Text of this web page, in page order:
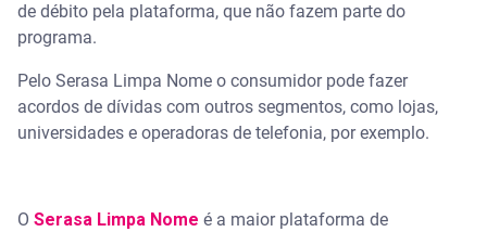
de débito pela plataforma, que não fazem parte do
programa.
Pelo Serasa Limpa Nome o consumidor pode fazer
acordos de dívidas com outros segmentos, como lojas,
universidades e operadoras de telefonia, por exemplo.
O Serasa Limpa Nome é a maior plataforma de